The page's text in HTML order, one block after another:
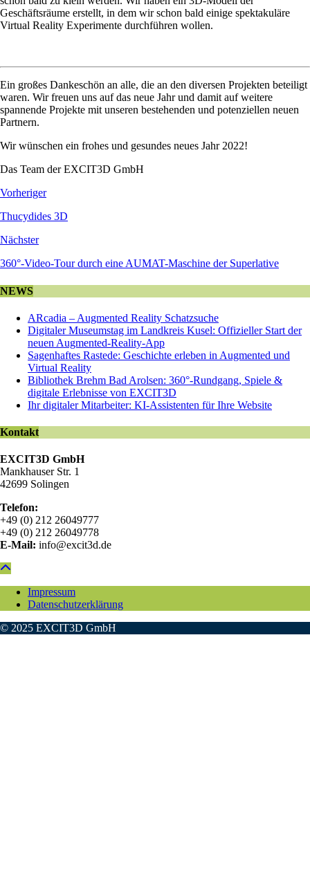
Geschäftsräume erstellt, in dem wir schon bald einige spektakuläre
Virtual Reality Experimente durchführen wollen.
Ein großes Dankeschön an alle, die an den diversen Projekten beteiligt
waren. Wir freuen uns auf das neue Jahr und damit auf weitere
spannende Projekte mit unseren bestehenden und potenziellen neuen
Partnern.
Wir wünschen ein frohes und gesundes neues Jahr 2022!
Das Team der EXCIT3D GmbH
Vorheriger
Thucydides 3D
Nächster
360°-Video-Tour durch eine AUMAT-Maschine der Superlative
NEWS
ARcadia – Augmented Reality Schatzsuche
Digitaler Museumstag im Landkreis Kusel: Offizieller Start der
neuen Augmented-Reality-App
Sagenhaftes Rastede: Geschichte erleben in Augmented und
Virtual Reality
Bibliothek Brehm Bad Arolsen: 360°-Rundgang, Spiele &
digitale Erlebnisse von EXCIT3D
Ihr digitaler Mitarbeiter: KI-Assistenten für Ihre Website
Kontakt
EXCIT3D GmbH
Mankhauser Str. 1
42699 Solingen
Telefon:
+49 (0) 212 26049777
+49 (0) 212 26049778
E-Mail: info@excit3d.de
Impressum
Datenschutzerklärung
© 2025 EXCIT3D GmbH